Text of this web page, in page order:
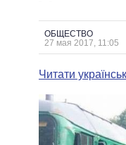
МЭРЫ
ВСЕ
ОБЩЕСТВО
27 мая 2017, 11:05
Читати